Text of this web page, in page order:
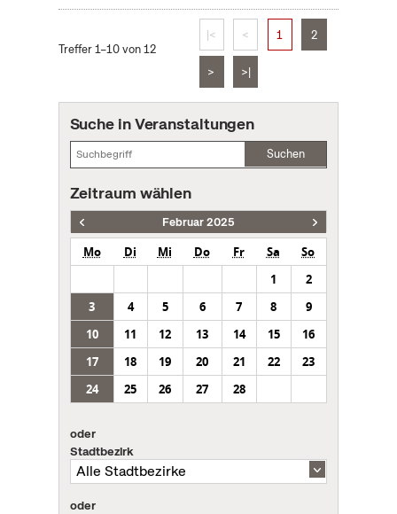
Treffer 1–10 von 12
|< < 1 2
> >|
Suche in Veranstaltungen
Suchen
Zeitraum wählen
Februar 2025
Mo Di Mi Do Fr Sa
So
1
2
3
4 5 6 7 8
9
10
11 12 13 14 15
16
17
18 19 20 21 22
23
24
25 26 27 28
oder
Stadtbezirk
oder